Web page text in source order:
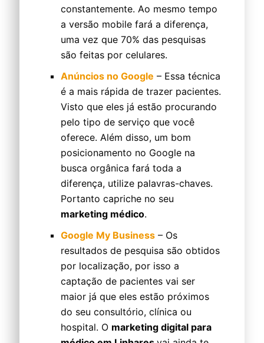
constantemente. Ao mesmo tempo
a versão mobile fará a diferença,
uma vez que 70% das pesquisas
são feitas por celulares.
Anúncios no Google – Essa técnica
é a mais rápida de trazer pacientes.
Visto que eles já estão procurando
pelo tipo de serviço que você
oferece. Além disso, um bom
posicionamento no Google na
busca orgânica fará toda a
diferença, utilize palavras-chaves.
Portanto capriche no seu
marketing médico.
Google My Business – Os
resultados de pesquisa são obtidos
por localização, por isso a
captação de pacientes vai ser
maior já que eles estão próximos
do seu consultório, clínica ou
hospital. O marketing digital para